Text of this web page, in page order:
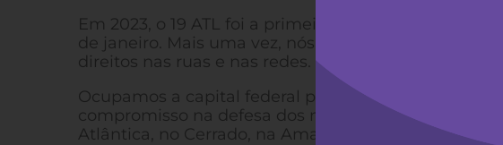
Em 2023, o 19 ATL foi a primeira grande
de janeiro. Mais uma vez, nós povos indígenas,
direitos nas ruas e nas redes.
Ocupamos a capital federal para decretar
compromisso na defesa dos nossos biomas de norte
Atlântica, no Cerrado, na Amazônia, nos Pampas,